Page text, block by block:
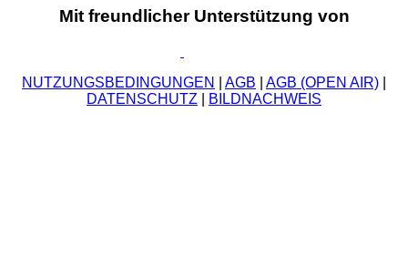
Mit freundlicher Unterstützung von
NUTZUNGSBEDINGUNGEN AGB AGB (OPEN AIR)
DATENSCHUTZ
BILDNACHWEIS